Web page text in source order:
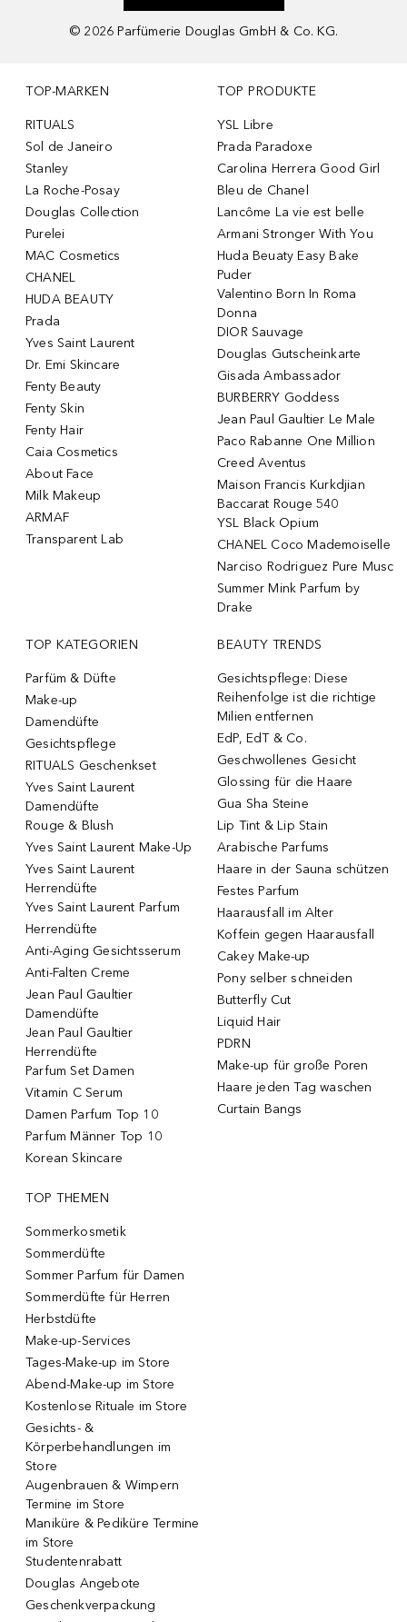
© 2026 Parfümerie Douglas GmbH & Co. KG.
TOP-MARKEN
RITUALS
Sol de Janeiro
Stanley
La Roche-Posay
Douglas Collection
Purelei
MAC Cosmetics
CHANEL
HUDA BEAUTY
Prada
Yves Saint Laurent
Dr. Emi Skincare
Fenty Beauty
Fenty Skin
Fenty Hair
Caia Cosmetics
About Face
Milk Makeup
ARMAF
Transparent Lab
TOP PRODUKTE
YSL Libre
Prada Paradoxe
Carolina Herrera Good Girl
Bleu de Chanel
Lancôme La vie est belle
Armani Stronger With You
Huda Beuaty Easy Bake
Puder
Valentino Born In Roma
Donna
DIOR Sauvage
Douglas Gutscheinkarte
Gisada Ambassador
BURBERRY Goddess
Jean Paul Gaultier Le Male
Paco Rabanne One Million
Creed Aventus
Maison Francis Kurkdjian
Baccarat Rouge 540
YSL Black Opium
CHANEL Coco Mademoiselle
Narciso Rodriguez Pure Musc
Summer Mink Parfum by
Drake
TOP KATEGORIEN
Parfüm & Düfte
Make-up
Damendüfte
Gesichtspflege
RITUALS Geschenkset
Yves Saint Laurent
Damendüfte
Rouge & Blush
Yves Saint Laurent Make-Up
Yves Saint Laurent
Herrendüfte
Yves Saint Laurent Parfum
Herrendüfte
Anti-Aging Gesichtsserum
Anti-Falten Creme
Jean Paul Gaultier
Damendüfte
Jean Paul Gaultier
Herrendüfte
Parfum Set Damen
Vitamin C Serum
Damen Parfum Top 10
Parfum Männer Top 10
Korean Skincare
BEAUTY TRENDS
Gesichtspflege: Diese
Reihenfolge ist die richtige
Milien entfernen
EdP, EdT & Co.
Geschwollenes Gesicht
Glossing für die Haare
Gua Sha Steine
Lip Tint & Lip Stain
Arabische Parfums
Haare in der Sauna schützen
Festes Parfum
Haarausfall im Alter
Koffein gegen Haarausfall
Cakey Make-up
Pony selber schneiden
Butterfly Cut
Liquid Hair
PDRN
Make-up für große Poren
Haare jeden Tag waschen
Curtain Bangs
TOP THEMEN
Sommerkosmetik
Sommerdüfte
Sommer Parfum für Damen
Sommerdüfte für Herren
Herbstdüfte
Make-up-Services
Tages-Make-up im Store
Abend-Make-up im Store
Kostenlose Rituale im Store
Gesichts- &
Körperbehandlungen im
Store
Augenbrauen & Wimpern
Termine im Store
Maniküre & Pediküre Termine
im Store
Studentenrabatt
Douglas Angebote
Geschenkverpackung